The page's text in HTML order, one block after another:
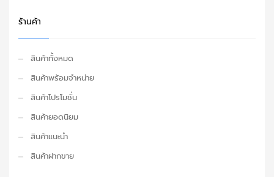
ร้านค้า
สินค้าทั้งหมด
สินค้าพร้อมจำหน่าย
สินค้าโปรโมชั่น
สินค้ายอดนิยม
สินค้าแนะนำ
สินค้าฝากขาย